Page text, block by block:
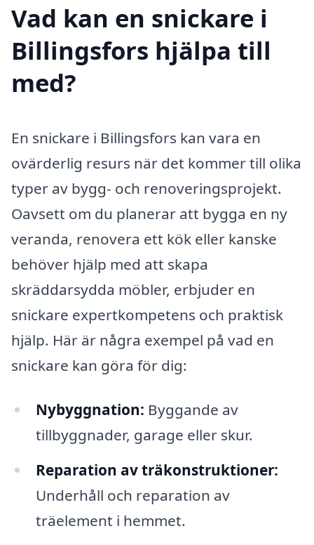
Vad kan en snickare i
Billingsfors hjälpa till
med?
En snickare i Billingsfors kan vara en
ovärderlig resurs när det kommer till olika
typer av bygg- och renoveringsprojekt.
Oavsett om du planerar att bygga en ny
veranda, renovera ett kök eller kanske
behöver hjälp med att skapa
skräddarsydda möbler, erbjuder en
snickare expertkompetens och praktisk
hjälp. Här är några exempel på vad en
snickare kan göra för dig:
Nybyggnation: Byggande av
tillbyggnader, garage eller skur.
Reparation av träkonstruktioner:
Underhåll och reparation av
träelement i hemmet.